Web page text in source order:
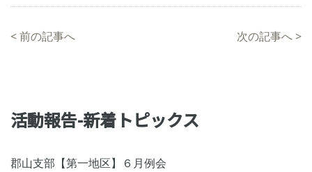
<前の記事へ 次の記事へ>
活動報告-新着トピックス
郡山支部【第一地区】６月例会